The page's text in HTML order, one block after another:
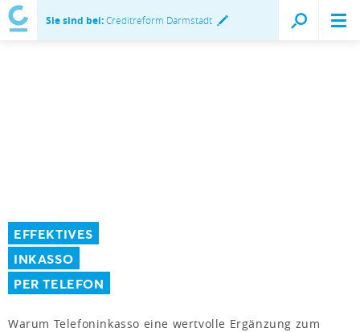
Sie sind bei:Creditreform Darmstadt
EFFEKTIVES
INKASSO
PER TELEFON
Warum Telefoninkasso eine wertvolle Ergänzung zum